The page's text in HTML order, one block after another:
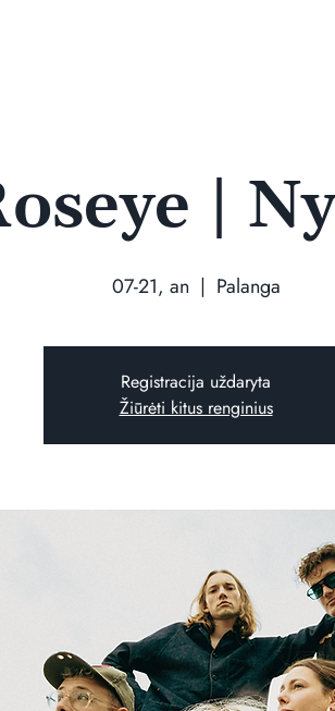
|
07-21, an
  |
Palanga
Registracija uždaryta
Žiūrėti kitus renginius